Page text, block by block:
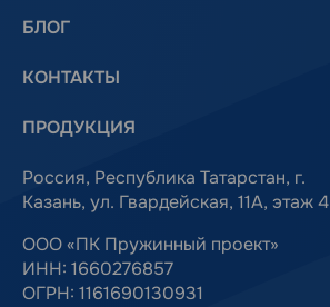
БЛОГ
КОНТАКТЫ
ПРОДУКЦИЯ
Россия, Республика Татарстан, г.
Казань, ул. Гвардейская, 11А, этаж 4
ООО «ПК Пружинный проект»
ИНН: 1660276857
ОГРН: 1161690130931